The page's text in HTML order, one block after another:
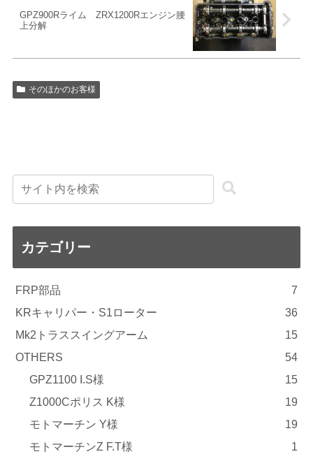
GPZ900Rライム ZRX1200Rエンジン腰
上分解
そのほかのお客様
カテゴリー
FRP部品
7
KRキャリパー・S1ローター
36
Mk2トラススイングアーム
15
OTHERS
54
GPZ1100 I.S様
15
Z1000Cポリス K様
19
モトマーチン Y様
19
モトマーチンZ F.T様
1